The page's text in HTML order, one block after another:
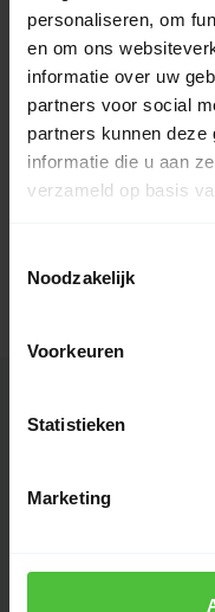
personaliseren, om
en om ons
informatie over uw
partners voor social
partners kunnen deze
informatie die u aan
verzameld op basis
Noodzakelijk
Voorkeuren
Statistieken
Marketing
Op voorraad
Volte
met
serie
Op voorraad
met
serie